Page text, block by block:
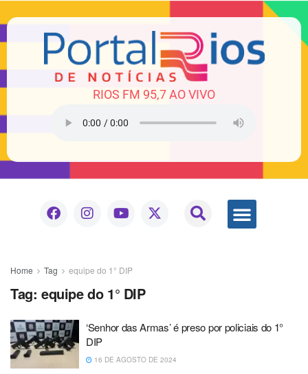
RIOS FM 95,7 AO VIVO
Home Tag equipe do 1° DIP
Tag: equipe do 1° DIP
‘Senhor das Armas’ é preso por policiais do 1°
DIP
16 DE AGOSTO DE 2024